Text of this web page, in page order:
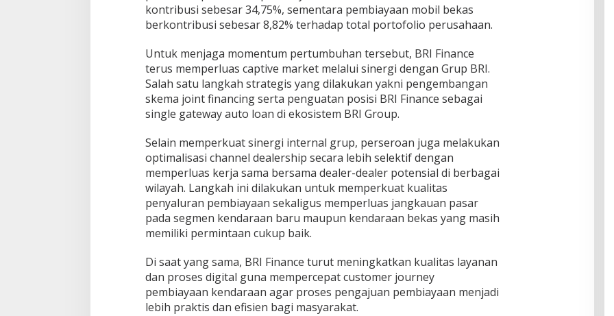
y
a
a
K
e
n
d
a
r
a
n
kontribusi sebesar 34,75%, sementara pembiayaan mobil bekas
berkontribusi sebesar 8,82% terhadap total portofolio perusahaan.
Untuk menjaga momentum pertumbuhan tersebut, BRI Finance
terus memperluas captive market melalui sinergi dengan Grup BRI.
Salah satu langkah strategis yang dilakukan yakni pengembangan
skema joint financing serta penguatan posisi BRI Finance sebagai
single gateway auto loan di ekosistem BRI Group.
Selain memperkuat sinergi internal grup, perseroan juga melakukan
optimalisasi channel dealership secara lebih selektif dengan
memperluas kerja sama bersama dealer-dealer potensial di berbagai
wilayah. Langkah ini dilakukan untuk memperkuat kualitas
penyaluran pembiayaan sekaligus memperluas jangkauan pasar
pada segmen kendaraan baru maupun kendaraan bekas yang masih
memiliki permintaan cukup baik.
Di saat yang sama, BRI Finance turut meningkatkan kualitas layanan
dan proses digital guna mempercepat customer journey
pembiayaan kendaraan agar proses pengajuan pembiayaan menjadi
lebih praktis dan efisien bagi masyarakat.